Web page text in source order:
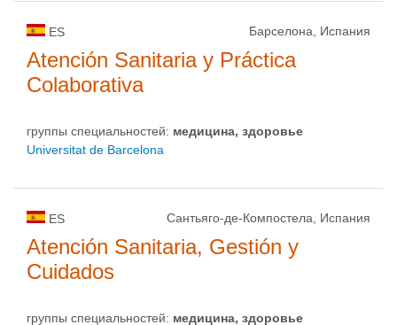
ES Барселона, Испания
Atención Sanitaria y Práctica
Colaborativa
группы специальностей: медицина, здоровье
Universitat de Barcelona
ES Сантьяго-де-Компостела, Испания
Atención Sanitaria, Gestión y
Cuidados
группы специальностей: медицина, здоровье